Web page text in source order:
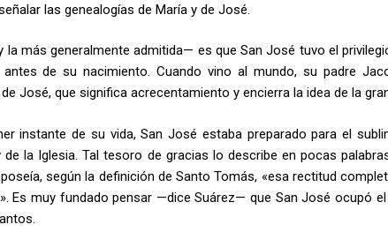
las genealogías de María y de José.
más generalmente admitida— es que San José tuvo el
de su nacimiento. Cuando vino al mundo, su padre
José, que significa acrecentamiento y encierra la idea de la
instante de su vida, San José estaba preparado para el
la Iglesia. Tal tesoro de gracias lo describe en pocas
según la definición de Santo Tomás, «esa rectitud
Es muy fundado pensar —dice Suárez— que San José ocupó